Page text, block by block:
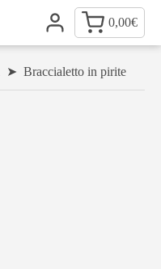
0,00€
➤ Braccialetto in pirite